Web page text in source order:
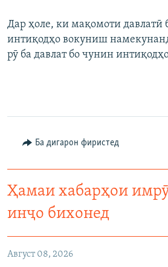
Дар ҳоле, ки мақомоти давлатӣ
интиқодҳо вокуниш
рӯ ба давлат бо чунин
Ба дигарон фиристед
Ҳамаи хабарҳои
инҷо бихонед
Август 08, 2026